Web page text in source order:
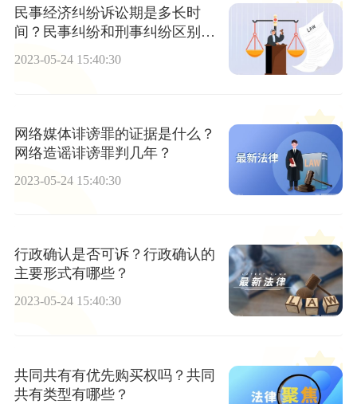
民事经济纠纷诉讼期是多长时
间？民事纠纷和刑事纠纷区别是
什么？
2023-05-24 15:40:30
网络媒体诽谤罪的证据是什么？
网络造谣诽谤罪判几年？
2023-05-24 15:40:30
行政确认是否可诉？行政确认的
主要形式有哪些？
2023-05-24 15:40:30
共同共有有优先购买权吗？共同
共有类型有哪些？